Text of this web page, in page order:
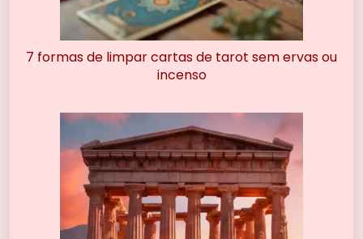
7 formas de limpar cartas de tarot sem ervas ou
incenso